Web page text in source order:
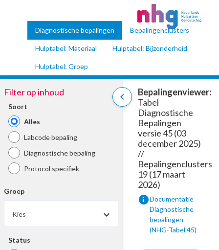
Diagnostische bepalingen Bepalingenclusters
Hulptabel: Materiaal Hulptabel: Bijzonderheid
Hulptabel: Groep
chevron_left
Filter op inhoud
Soort
Alles
Labcode bepaling
Diagnostische bepaling
Protocol specifiek
Groep
Kies
Status
Bepalingenviewer:
Tabel
Diagnostische
Bepalingen
versie 45 (03
december 2025)
//
Bepalingenclusters
19 (17 maart
2026)
infoDocumentatie
Diagnostische
bepalingen
(NHG-Tabel 45)